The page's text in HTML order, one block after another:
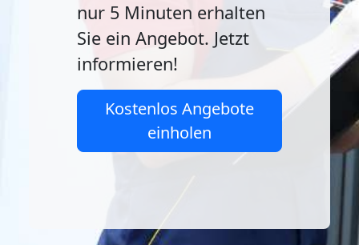
nur 5 Minuten erhalten
Sie ein Angebot. Jetzt
informieren!
Kostenlos Angebote
einholen